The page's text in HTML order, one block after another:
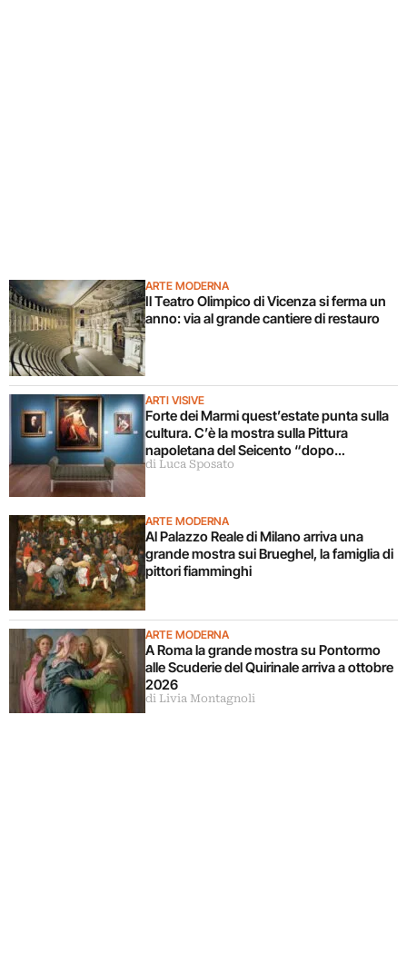
ARTE MODERNA
Il Teatro Olimpico di Vicenza si ferma un
anno: via al grande cantiere di restauro
ARTI VISIVE
Forte dei Marmi quest’estate punta sulla
cultura. C’è la mostra sulla Pittura
napoletana del Seicento “dopo
Caravaggio”
di Luca Sposato
ARTE MODERNA
Al Palazzo Reale di Milano arriva una
grande mostra sui Brueghel, la famiglia di
pittori fiamminghi
ARTE MODERNA
A Roma la grande mostra su Pontormo
alle Scuderie del Quirinale arriva a ottobre
2026
di Livia Montagnoli